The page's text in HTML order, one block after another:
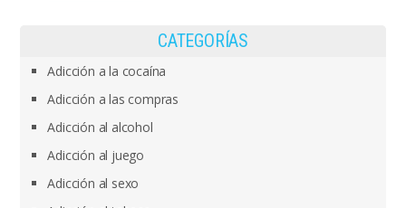
CATEGORÍAS
Adicción a la cocaína
Adicción a las compras
Adicción al alcohol
Adicción al juego
Adicción al sexo